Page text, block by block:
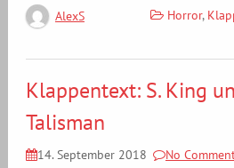
AlexS Horror,
Klappentext: S. King
Talisman
14. September 2018 No